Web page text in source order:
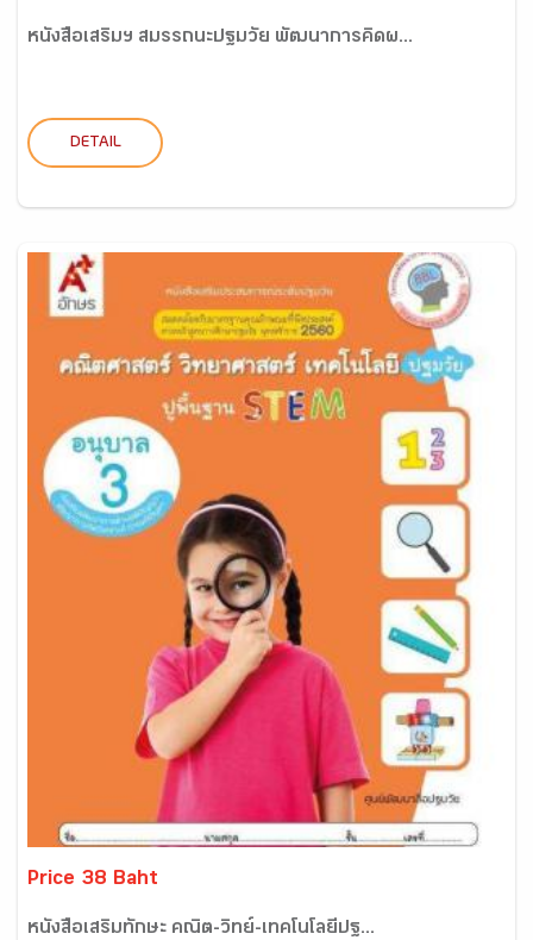
หนังสือเสริมฯ สมรรถนะปฐมวัย พัฒนาการคิดผ...
DETAIL
Price 38 Baht
หนังสือเสริมทักษะ คณิต-วิทย์-เทคโนโลยีปฐ...